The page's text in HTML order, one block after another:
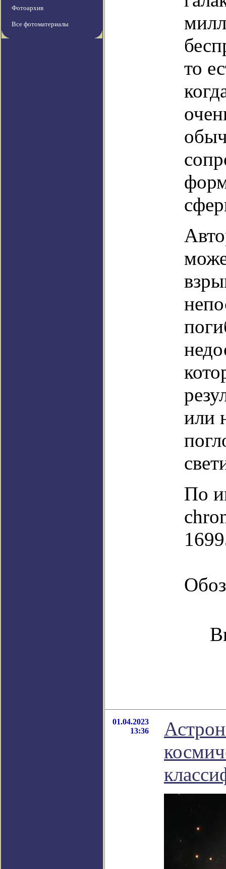
Фотоархив
Все фотоматериалы
то
или
По
01.04.2023
13:36